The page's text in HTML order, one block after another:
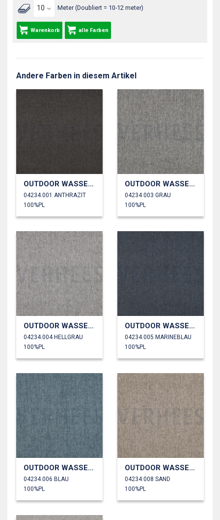
Meter (Doubliert = 10-12 meter)
Warenkorb alle Farben
Andere Farben in diesem Artikel
OUTDOOR WASSERDICHT
04234.001 ANTHRAZIT
100%PL
OUTDOOR WASSERDICHT
04234.003 GRAU
100%PL
OUTDOOR WASSERDICHT
04234.004 HELLGRAU
100%PL
OUTDOOR WASSERDICHT
04234.005 MARINEBLAU
100%PL
OUTDOOR WASSERDICHT
04234.006 BLAU
100%PL
OUTDOOR WASSERDICHT
04234.008 SAND
100%PL